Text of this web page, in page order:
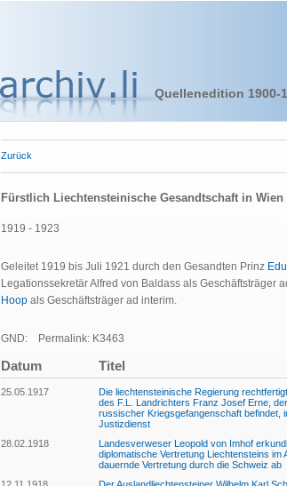
Quellenedition 1900-
Zurück
Fürstlich Liechtensteinische Gesandtschaft in Wien
1919 - 1923
Geleitet 1919 bis Juli 1921 durch den Gesandten Prinz
Legationssekretär Alfred von Baldass als Geschäftsträger
Hoop als Geschäftsträger ad interim.
GND: Permalink: K3463
Datum Titel
25.05.1917
Die liechtensteinische Regierung
des F.L. Landrichters Franz Josef Erne,
russischer Kriegsgefangenschaft befindet,
Justizdienst
28.02.1918
Landesverweser Leopold von Imhof
diplomatische Vertretung Liechtensteins im
dauernde Vertretung durch die Schweiz ab